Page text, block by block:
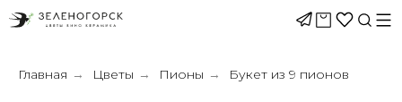
Главная → Цветы → Пионы → Букет из 9 пионов